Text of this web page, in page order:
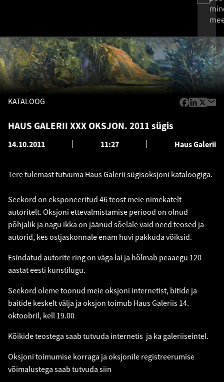
KATALOOG
HAUS GALERII XXX OKSJON. 2011 sügis
14.10.2011 11:27 Haus Galerii
Tere tulemast tutvuma Haus Galerii sügisoksjoni kataloogiga.
Seekord on eksponeeritud 46 teost meie nimekatelt
autoritelt. Oksjoni ettevalmistamise periood on olnud
põhjalik ja nagu ikka on jäänud sõelale vaid need teosed ja
autorid, kes ostjaskonnale enam huvi pakkuda võiksid.
Esindatud autorite ring on väga lai ja hõlmab peaaegu 120
aastat eesti kunstilugu.
Seekord oleme toonud meie oksjoni internetist, bitide ja
baitide keskelt välja ja oksjon toimub Haus Galeriis 14.
oktoobril, kell 19.00
Kõikide teostega saab tutvuda internetis ja ka galeriiseintel.
Oksjoni toimumise korraga ja oksjonile registreerumise
võimalustega saab tutvuda siin